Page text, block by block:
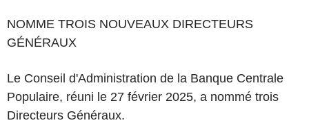
NOMME TROIS NOUVEAUX DIRECTEURS
GÉNÉRAUX
Le Conseil d'Administration de la Banque Centrale
Populaire, réuni le 27 février 2025, a nommé trois
Directeurs Généraux.